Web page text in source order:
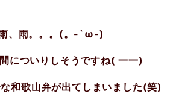
、雨。。。(。-`ω-)
についりしそうですね( 一一)
和歌山弁が出てしまいました(笑)